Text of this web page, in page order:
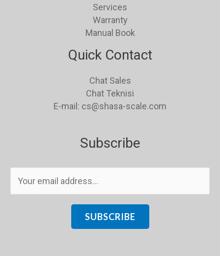
Services
Warranty
Manual Book
Quick Contact
Chat Sales
Chat Teknisi
E-mail: cs@shasa-scale.com
Subscribe
SUBSCRIBE